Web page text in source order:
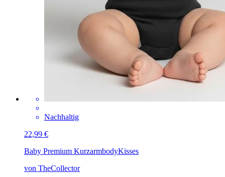
Nachhaltig
22,99 €
Baby Premium KurzarmbodyKisses
von TheCollector